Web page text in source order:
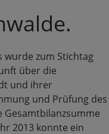
wurde zum Stichtag
über die
und ihrer
und Prüfung des
Gesamtbilanzsumme
2013 konnte ein